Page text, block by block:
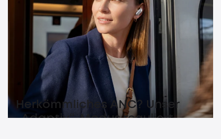
Herkömmliches ANC? Unser
„Adaptiv“-Modus reguliert